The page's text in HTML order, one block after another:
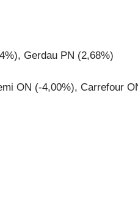
Gerdau PN (2,68%)
ON (-4,00%), Carrefour